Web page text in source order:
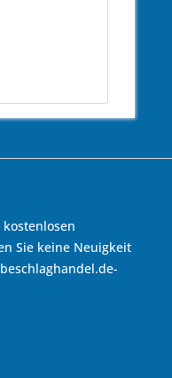
Sie keine Neuigkeit